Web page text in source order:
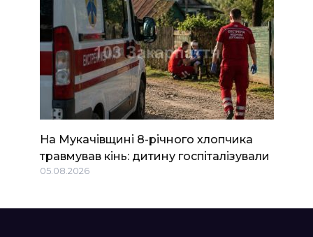
На Мукачівщині 8-річного хлопчика
травмував кінь: дитину госпіталізували
05.08.2026